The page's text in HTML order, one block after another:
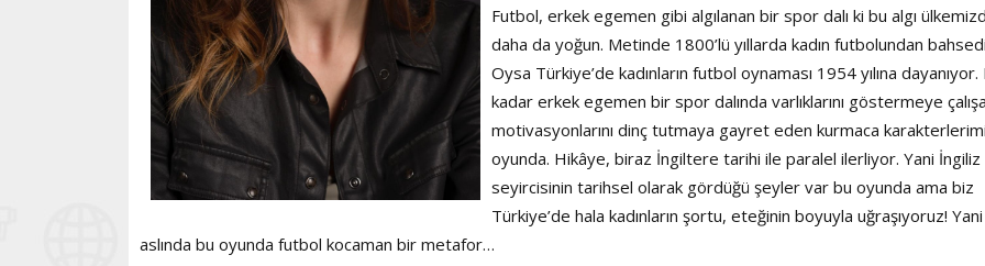
Futbol, erkek egemen gibi algılanan bir spor dalı ki bu algı
daha da yoğun. Metinde 1800’lü yıllarda kadın futbolundan
Oysa Türkiye’de kadınların futbol oynaması 1954 yılına dayanıyor.
kadar erkek egemen bir spor dalında varlıklarını göstermeye
motivasyonlarını dinç tutmaya gayret eden kurmaca
oyunda. Hikâye, biraz İngiltere tarihi ile paralel ilerliyor. Yani İngiliz
seyircisinin tarihsel olarak gördüğü şeyler var bu oyunda ama biz
Türkiye’de hala kadınların şortu, eteğinin boyuyla uğraşıyoruz! Yani
aslında bu oyunda futbol kocaman bir metafor…